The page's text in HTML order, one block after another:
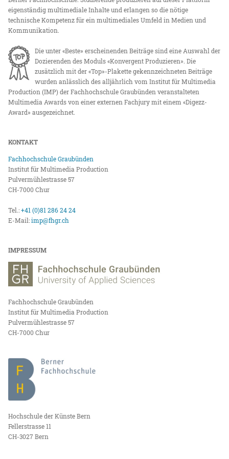
eigenständig multimediale Inhalte und erlangen so die nötige
technische Kompetenz für ein multimediales Umfeld in Medien und
Kommunikation.
Die unter «Beste» erscheinenden Beiträge sind eine Auswahl der
Dozierenden des Moduls «Konvergent Produzieren». Die
zusätzlich mit der «Top»-Plakette gekennzeichneten Beiträge
wurden anlässlich des alljährlich vom Institut für Multimedia
Production (IMP) der Fachhochschule Graubünden veranstalteten
Multimedia Awards von einer externen Fachjury mit einem «Digezz-
Award» ausgezeichnet.
KONTAKT
Fachhochschule Graubünden
Institut für Multimedia Production
Pulvermühlestrasse 57
CH-7000 Chur
Tel.:+41 (0)81 286 24 24
E-Mail:imp@fhgr.ch
IMPRESSUM
Fachhochschule Graubünden
Institut für Multimedia Production
Pulvermühlestrasse 57
CH-7000 Chur
Hochschule der Künste Bern
Fellerstrasse 11
CH-3027 Bern